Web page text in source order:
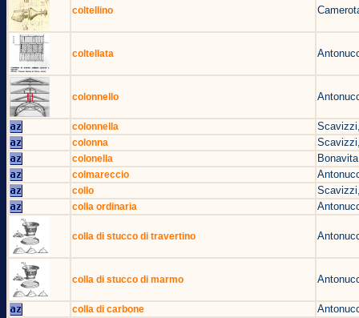
coltellino
coltellata
colonnello
colonnella
colonna
colonella
colmareccio
collo
colla ordinaria
colla di stucco di travertino
colla di stucco di marmo
colla di carbone